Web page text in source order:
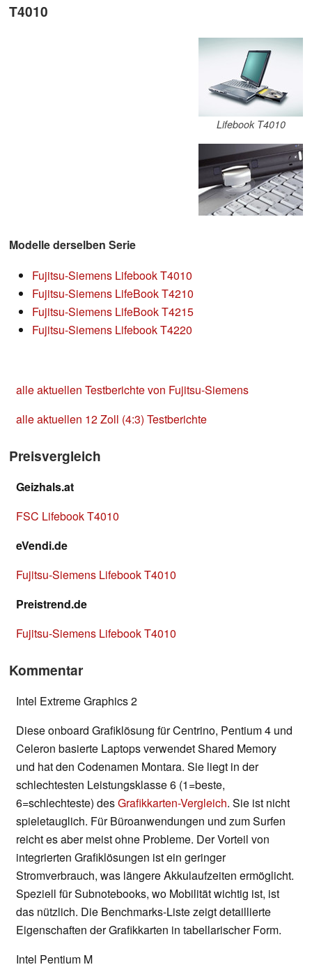
T4010
Lifebook T4010
Modelle derselben Serie
Fujitsu-Siemens Lifebook T4010
Fujitsu-Siemens LifeBook T4210
Fujitsu-Siemens LifeBook T4215
Fujitsu-Siemens Lifebook T4220
alle aktuellen Testberichte von Fujitsu-Siemens
alle aktuellen 12 Zoll (4:3) Testberichte
Preisvergleich
Geizhals.at
FSC Lifebook T4010
eVendi.de
Fujitsu-Siemens Lifebook T4010
Preistrend.de
Fujitsu-Siemens Lifebook T4010
Kommentar
Intel Extreme Graphics 2
Diese onboard Grafiklösung für Centrino, Pentium 4 und
Celeron basierte Laptops verwendet Shared Memory
und hat den Codenamen Montara. Sie liegt in der
schlechtesten Leistungsklasse 6 (1=beste,
6=schlechteste) desGrafikkarten-Vergleich. Sie ist nicht
spieletauglich. Für Büroanwendungen und zum Surfen
reicht es aber meist ohne Probleme. Der Vorteil von
integrierten Grafiklösungen ist ein geringer
Stromverbrauch, was längere Akkulaufzeiten ermöglicht.
Speziell für Subnotebooks, wo Mobilität wichtig ist, ist
das nützlich. Die Benchmarks-Liste zeigt detaillierte
Eigenschaften der Grafikkarten in tabellarischer Form.
Intel Pentium M